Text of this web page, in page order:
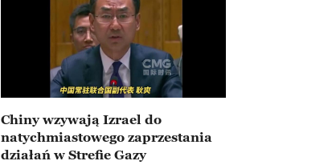
Chiny wzywają Izrael do
natychmiastowego zaprzestania
działań w Strefie Gazy